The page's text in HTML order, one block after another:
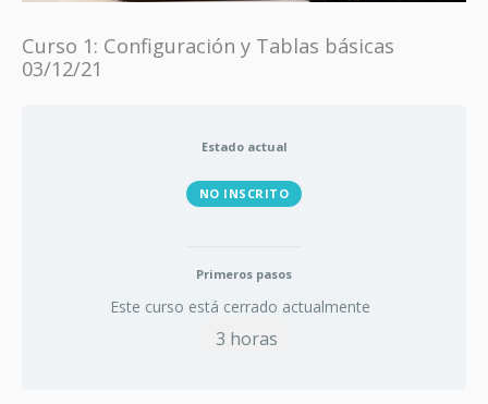
Curso 1: Configuración y Tablas básicas
03/12/21
Estado actual
NO INSCRITO
Primeros pasos
Este curso está cerrado actualmente
3 horas